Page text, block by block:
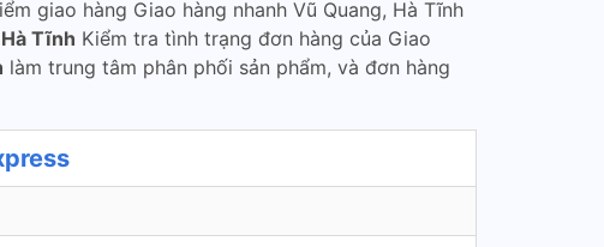
giao hàng Giao hàng nhanh Vũ Quang, Hà Tĩnh
Tĩnh Kiểm tra tình trạng đơn hàng của Giao
làm trung tâm phân phối sản phẩm, và đơn hàng